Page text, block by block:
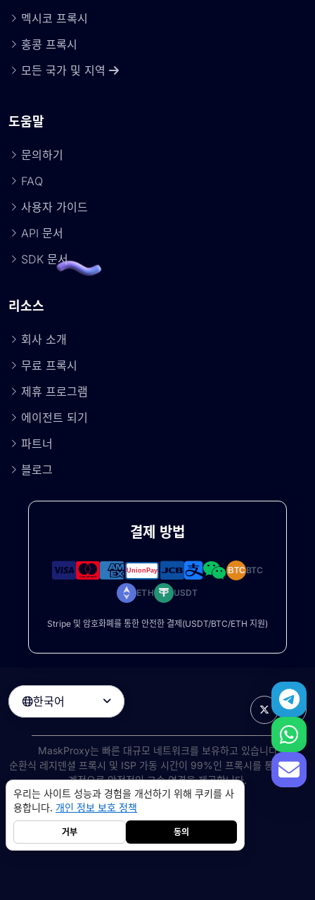
멕시코 프록시
홍콩 프록시
모든 국가 및 지역
도움말
문의하기
FAQ
사용자 가이드
API 문서
SDK 문서
리소스
회사 소개
무료 프록시
제휴 프로그램
에이전트 되기
파트너
블로그
결제 방법
BTCBTC
ETH USDT
Stripe 및 암호화폐를 통한 안전한 결제(USDT/BTC/ETH 지원)
한국어 
MaskProxy는 빠른 대규모 네트워크를 보유하고 있습니다
순환식 레지덴셜 프록시 및 ISP 가동 시간이 99%인 프록시를 통해 전 세
계적으로 안정적인 고속 연결을 제공합니다.
©2026AIWAY LIMITED. 모든 권리 보유.
서비스 약관개인 정보 보호 정책환불 정책쿠키 정책
우리는 사이트 성능과 경험을 개선하기 위해 쿠키를 사
용합니다. 개인 정보 보호 정책
거부 동의